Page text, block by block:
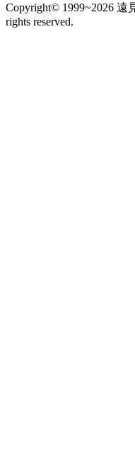
Copyright© 1999~2026
rights reserved.